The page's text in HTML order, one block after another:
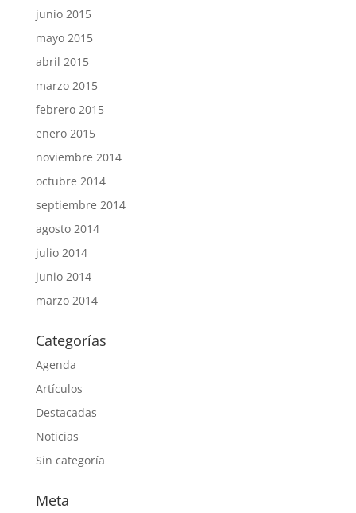
junio 2015
mayo 2015
abril 2015
marzo 2015
febrero 2015
enero 2015
noviembre 2014
octubre 2014
septiembre 2014
agosto 2014
julio 2014
junio 2014
marzo 2014
Categorías
Agenda
Artículos
Destacadas
Noticias
Sin categoría
Meta